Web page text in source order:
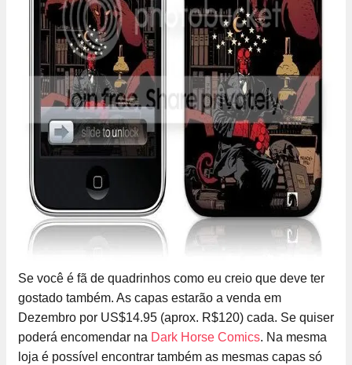
Se você é fã de quadrinhos como eu creio que deve ter
gostado também. As capas estarão a venda em
Dezembro por US$14.95 (aprox. R$120) cada. Se quiser
poderá encomendar na Dark Horse Comics. Na mesma
loja é possível encontrar também as mesmas capas só